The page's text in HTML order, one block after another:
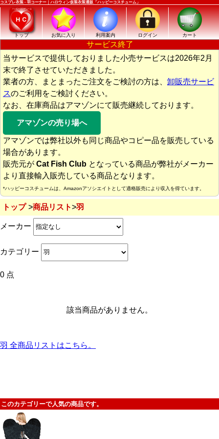
コスプレ衣装 - 羽コーナー｜ハロウィン仮装衣装通販「ハッピーコスチューム」
トップ お気に入り 利用案内 ログイン カート
サービス終了
当サービスで提供しておりました小売サービスは2026年2月
末で終了させていただきました。
業者の方、まとまったご注文をご検討の方は、 卸販売サービ
スのご利用をご検討ください。
なお、在庫商品はアマゾンにて販売継続しております。
アマゾンの売り場へ
アマゾンでは弊社以外も同じ商品やコピー品を販売している
場合があります。
販売元が Cat Fish Club となっている商品が弊社がメーカー
より直接輸入販売している商品となります。
*ハッピーコスチュームは、Amazonアソシエイトとして適格販売により収入を得ています。
トップ 商品リスト 羽
メーカー
カテゴリー
0 点
該当商品がありません。
羽 全商品リストはこちら。
このカテゴリーで人気の商品です。